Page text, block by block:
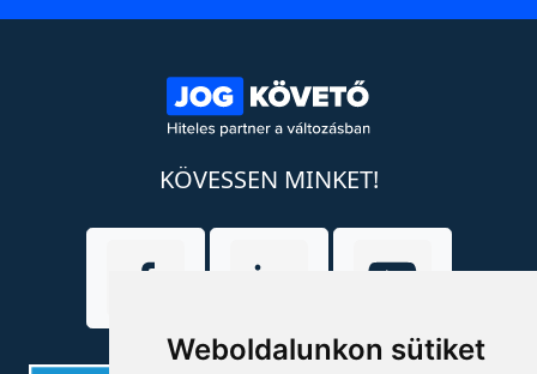
Weboldalunkon sütiket
KÖVESSEN MINKET!